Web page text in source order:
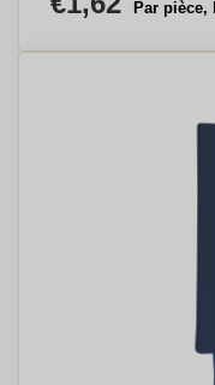
Par pièce,